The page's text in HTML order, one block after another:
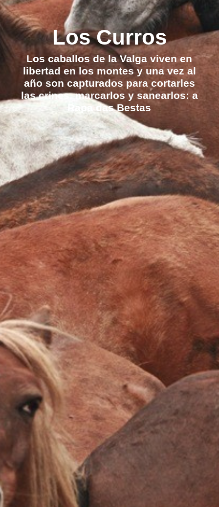
Los Curros
Los caballos de la Valga viven en
libertad en los montes y una vez al
año son capturados para cortarles
las crines, marcarlos y sanearlos: a
Rapa das Bestas